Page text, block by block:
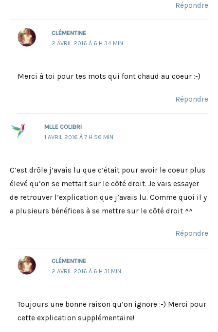
Répondre
CLÉMENTINE
2 AVRIL 2016 À 6 H 34 MIN
Merci à toi pour tes mots qui font chaud au coeur :-)
Répondre
MLLE COLIBRI
1 AVRIL 2016 À 7 H 56 MIN
C’est drôle j’avais lu que c’était pour avoir le coeur plus
élevé qu’on se mettait sur le côté droit. Je vais essayer
de retrouver l’explication que j’avais lu. Comme quoi il y
a plusieurs bénéfices à se mettre sur le côté droit ^^
Répondre
CLÉMENTINE
2 AVRIL 2016 À 6 H 31 MIN
Toujours une bonne raison qu’on ignore :-) Merci pour
cette explication supplémentaire!